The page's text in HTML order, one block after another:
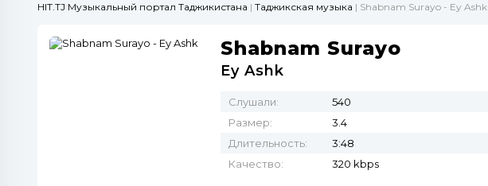
HIT.TJ Музыкальный портал Таджикистана | Таджикская музыка | Shabnam Surayo - Ey Ashk
Shabnam Surayo
Ey Ashk
Слушали:
540
Размер:
3.4
Длительность:
3:48
Качество:
320 kbps